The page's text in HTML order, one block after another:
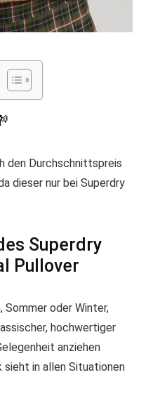
den Durchschnittspreis
dieser nur bei Superdry
Superdry
Pullover
Sommer oder Winter,
hochwertiger
anziehen
sieht in allen Situationen